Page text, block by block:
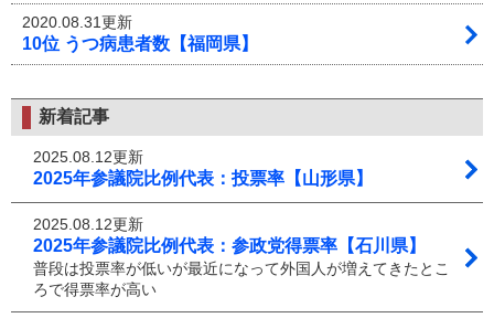
2020.08.31更新
10位 うつ病患者数【福岡県】
新着記事
2025.08.12更新
2025年参議院比例代表：投票率【山形県】
2025.08.12更新
2025年参議院比例代表：参政党得票率【石川県】
普段は投票率が低いが最近になって外国人が増えてきたとこ
ろで得票率が高い